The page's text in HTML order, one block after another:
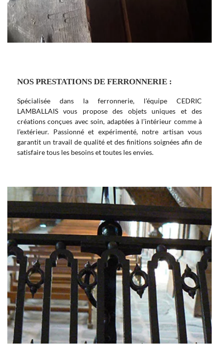
NOS PRESTATIONS DE FERRONNERIE :
Spécialisée dans la ferronnerie, l’équipe CEDRIC
LAMBALLAIS vous propose des objets uniques et des
créations conçues avec soin, adaptées à l’intérieur comme à
l’extérieur. Passionné et expérimenté, notre artisan vous
garantit un travail de qualité et des finitions soignées afin de
satisfaire tous les besoins et toutes les envies.